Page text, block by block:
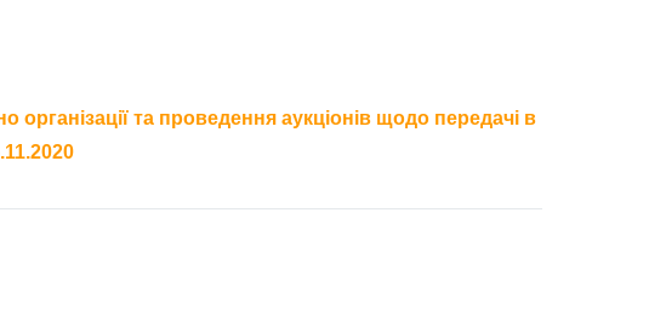
організації та проведення аукціонів щодо передачі в